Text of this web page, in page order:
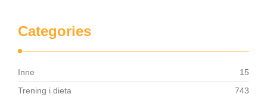
Categories
Inne
15
Trening i dieta
743